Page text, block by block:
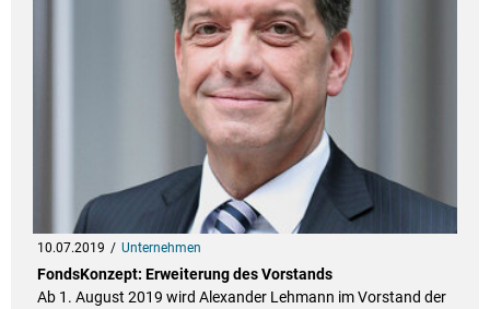
10.07.2019 Unternehmen
FondsKonzept: Erweiterung des Vorstands
Ab 1. August 2019 wird Alexander Lehmann im Vorstand der